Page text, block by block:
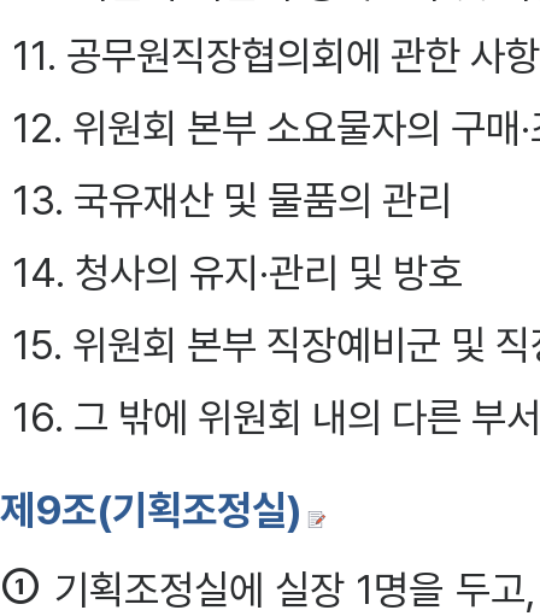
11. 공무원직장협의회에 관한 사항
12. 위원회 본부 소요물자의 구매
13. 국유재산 및 물품의 관리
14. 청사의 유지·관리 및 방호
15. 위원회 본부 직장예비군 및
16. 그 밖에 위원회 내의 다른 부
제9조(기획조정실)
① 기획조정실에 실장 1명을 두